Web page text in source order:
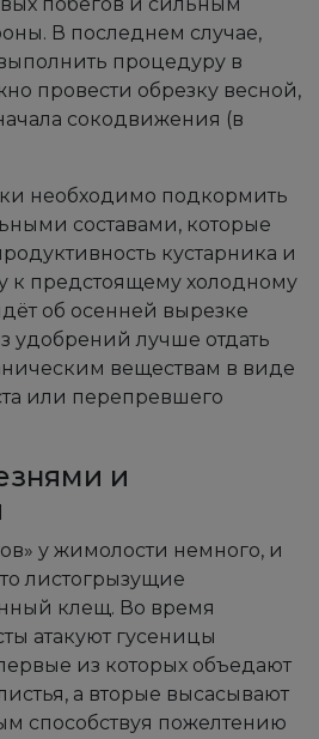
В последнем случае,
процедуру в
провести обрезку весной,
сокодвижения (в
необходимо подкормить
составами, которые
кустарника и
к предстоящему холодному
об осенней вырезке
удобрений лучше отдать
веществам в виде
или перепревшего
и
у жимолости немного, и
листогрызущие
клещ. Во время
атакуют гусеницы
из которых объедают
а вторые высасывают
способствуя пожелтению